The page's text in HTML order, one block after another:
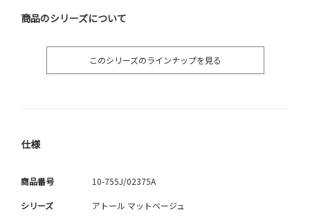
商品のシリーズについて
このシリーズのラインナップを見る
仕様
商品番号 10-755J/02375A
シリーズ アトール マットベージュ